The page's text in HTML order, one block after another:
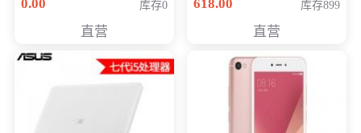
0.00 库存0
直营
618.00
库存899
直营